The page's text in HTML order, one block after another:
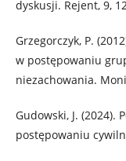
dyskusji. Rejent, 9,
Grzegorczyk, P.
w postępowaniu
niezachowania.
Gudowski, J. (2024).
postępowaniu